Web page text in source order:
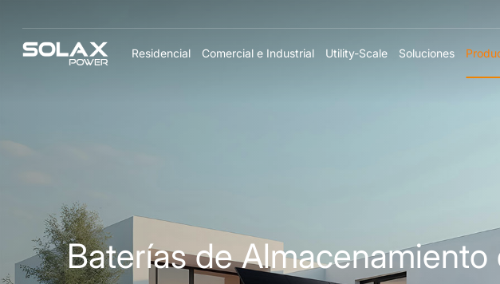
Residencial Comercial e Industrial Utility-Scale Soluciones
Baterías de Almacenamiento